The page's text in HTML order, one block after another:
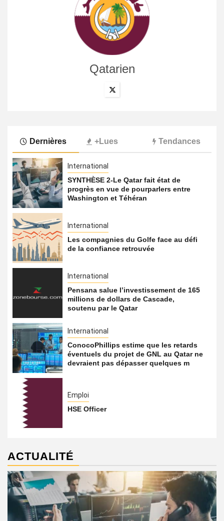
Qatarien
Dernières +Lues Tendances
International
SYNTHÈSE 2-Le Qatar fait état de
progrès en vue de pourparlers entre
Washington et Téhéran
International
Les compagnies du Golfe face au défi
de la confiance retrouvée
International
Pensana salue l’investissement de 165
millions de dollars de Cascade,
soutenu par le Qatar
International
ConocoPhillips estime que les retards
éventuels du projet de GNL au Qatar ne
devraient pas dépasser quelques m
Emploi
HSE Officer
ACTUALITÉ